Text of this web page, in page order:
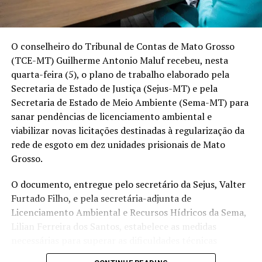
O cenário do agronegócio em Boa Esperança do Norte
PRODUÇÃO
POSIÇÃO NO RANKING DE MT
🌽Milho
🌱Soja
17ª
☁️Algodão
15ª
Fonte: Imea
Mas a transformação da cidade não foi impulsionada
apenas pelo aumento da produção agrícola. Ela também
foi resultado de uma
forma de produzir que buscou
conservar o solo desde os primeiros anos de
ocupaçãoda região.
O conselheiro do Tribunal de Contas de Mato Grosso
(TCE-MT) Guilherme Antonio Maluf recebeu, nesta
quarta-feira (5), o plano de trabalho elaborado pela
Secretaria de Estado de Justiça (Sejus-MT) e pela
Secretaria de Estado de Meio Ambiente (Sema-MT) para
sanar pendências de licenciamento ambiental e
viabilizar novas licitações destinadas à regularização da
rede de esgoto em dez unidades prisionais de Mato
Grosso.
O documento, entregue pelo secretário da Sejus, Valter
Furtado Filho, e pela secretária-adjunta de
Licenciamento Ambiental e Recursos Hídricos da Sema,
Lilian Ferreira dos Santos, estabelece as medidas
identificadas no certame suspenso pelo Tribunal de